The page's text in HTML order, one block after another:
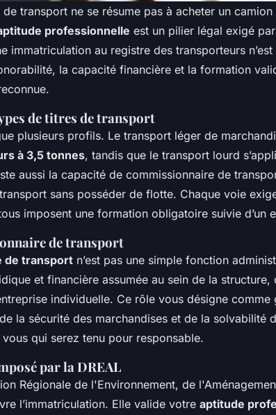
transport ne se résume pas à acheter un
professionnelle est un pilier légal exigé
immatriculation au registre des transporteurs
la capacité financière et la formation
de titres de transport
plusieurs profils. Le transport léger de
à 3,5 tonnes, tandis que le transport lourd
aussi la capacité de commissionnaire de
sans posséder de flotte. Chaque voie
imposent une formation obligatoire suivie d’un
de transport
de transport n’est pas une simple fonction
et financière assumée au sein de la structure,
individuelle. Ce rôle vous désigne
la sécurité des marchandises et de la solvabilité
vous qui serez tenu pour responsable.
par la DREAL
Régionale de l'Environnement, de
l’immatriculation. Elle valide votre aptitude